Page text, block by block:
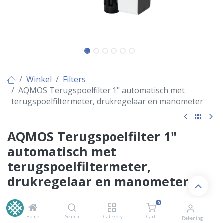
Home Search Category
0
Cart Rekening
Winkel
Filters
AQMOS Terugspoelfilter 1" automatisch met
terugspoelfiltermeter, drukregelaar en manometer
AQMOS Terugspoelfilter 1"
automatisch met
terugspoelfiltermeter,
drukregelaar en manometer
€259,00 Inclusief BTW
€214,05 excl. BTW